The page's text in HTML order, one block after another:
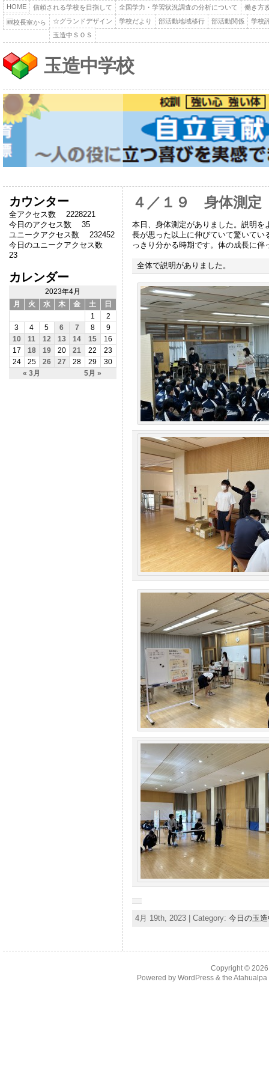
HOME 信頼される学校を目指して 全国学力・学習状況調査の分析について 働き方
🆕校長室から ☆グランドデザイン 学校だより 部活動地域移行 部活動関係
学校
玉造中ＳＯＳ
玉造中学校
カウンター
全アクセス数 2228221
今日のアクセス数 35
ユニークアクセス数 232452
今日のユニークアクセス数
23
カレンダー
2023年4月
月
火 水 木 金 土 日
« 3月 5月 »
1
2
3
4 5 6 7 8
9
10
11 12 13 14 15
16
17
18 19 20 21 22
23
24
25 26 27 28 29 30
４／１９ 身体測定
本日、身体測定がありました。説明
長が思った以上に伸びていて驚いて
っきり分かる時期です。体の成長に
全体で説明がありました。
4月 19th, 2023 | Category: 今日の玉
Copyright ©
Powered by WordPress& the Atahualpa